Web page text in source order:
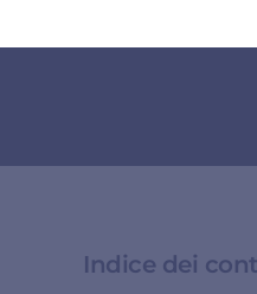
Indice dei